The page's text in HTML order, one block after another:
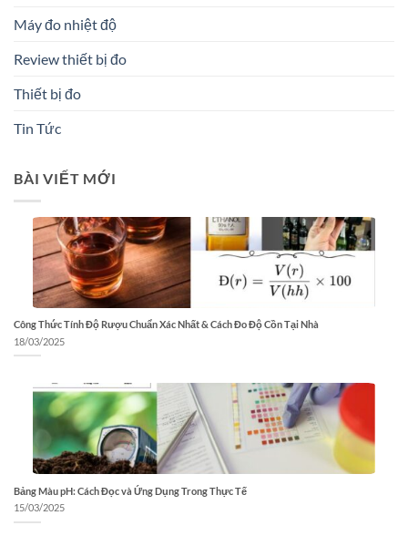
Máy đo nhiệt độ
Review thiết bị đo
Thiết bị đo
Tin Tức
BÀI VIẾT MỚI
Công Thức Tính Độ Rượu Chuẩn Xác Nhất & Cách Đo Độ Cồn Tại Nhà
18/03/2025
Bảng Màu pH: Cách Đọc và Ứng Dụng Trong Thực Tế
15/03/2025